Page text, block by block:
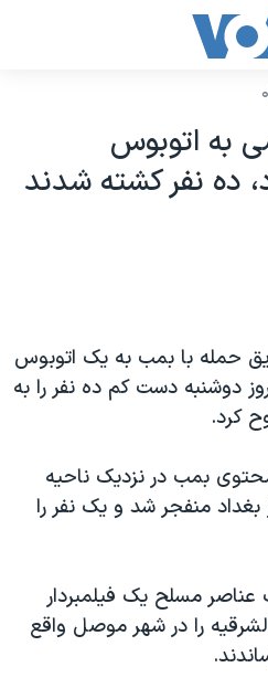
به اتوبوس
ده نفر کشته شدند
حمله با بمب به يک اتوبوس
دوشنبه دست کم ده نفر را به
بمب در نزديک ناحيه
منفجر شد و يک نفر را
مسلح يک فيلمبردار
را در شهر موصل واقع